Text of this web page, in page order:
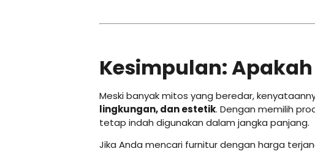
Kesimpulan:
Meski banyak mitos yang beredar,
lingkungan, dan estetik. Dengan memilih
tetap indah digunakan dalam jangka panjang.
Jika Anda mencari furnitur dengan harga